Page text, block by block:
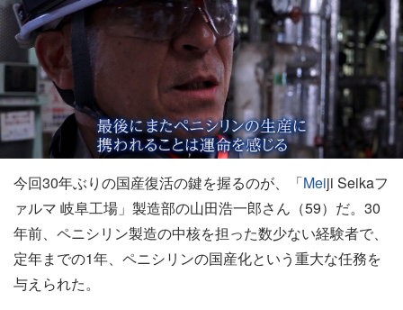
今回30年ぶりの国産復活の鍵を握るのが、「Meiji Seikaフ
ァルマ 岐阜工場」製造部の山田浩一郎さん（59）だ。30
年前、ペニシリン製造の中核を担った数少ない経験者で、
定年までの1年、ペニシリンの国産化という重大な任務を
与えられた。